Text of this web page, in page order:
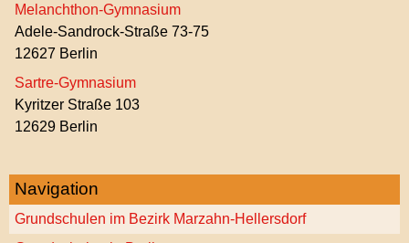
Melanchthon-Gymnasium
Adele-Sandrock-Straße 73-75
12627 Berlin
Sartre-Gymnasium
Kyritzer Straße 103
12629 Berlin
Navigation
Grundschulen im Bezirk Marzahn-Hellersdorf